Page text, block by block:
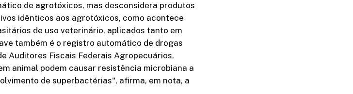
de agrotóxicos, mas desconsidera produtos
idênticos aos agrotóxicos, como acontece
de uso veterinário, aplicados tanto em
também é o registro automático de drogas
Auditores Fiscais Federais Agropecuários,
animal podem causar resistência microbiana a
de superbactérias", afirma, em nota, a